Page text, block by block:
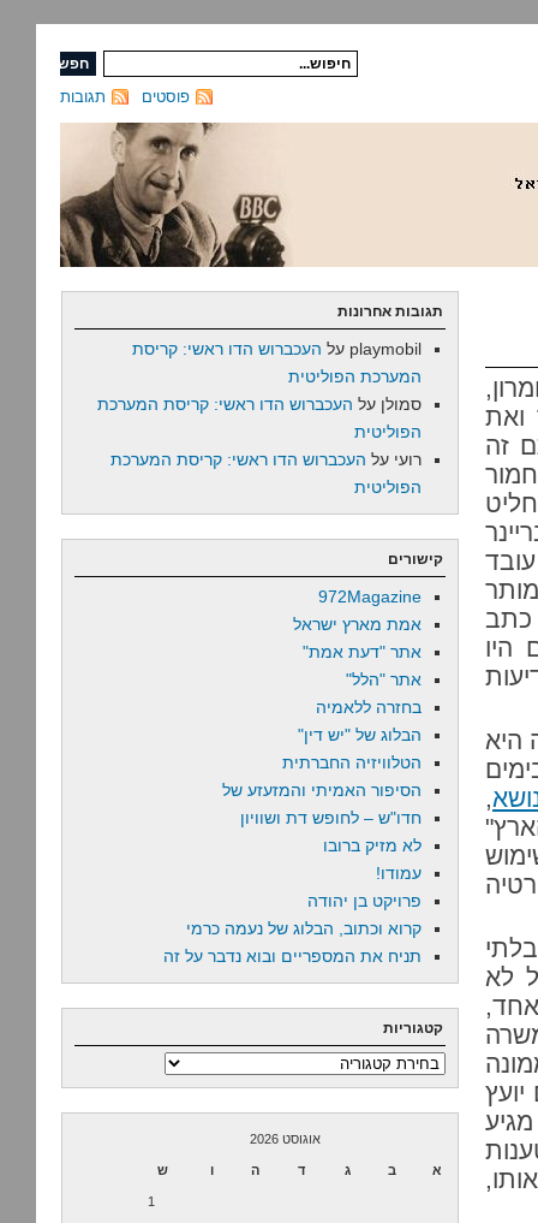
תגובות פוסטים
ואת
זה
כתב
היו
היא
,
לא
תגובות אחרונות
playmobil על העכברוש הדו ראשי: קריסת
המערכת הפוליטית
סמולן על העכברוש הדו ראשי: קריסת המערכת
הפוליטית
רועי על העכברוש הדו ראשי: קריסת המערכת
הפוליטית
קישורים
972Magazine
אמת מארץ ישראל
אתר "דעת אמת"
אתר "הלל"
בחזרה ללאמיה
הבלוג של "יש דין"
הטלוויזיה החברתית
הסיפור האמיתי והמזעזע של
חדו"ש – לחופש דת ושוויון
לא מזיק ברובו
עמודו!
פרויקט בן יהודה
קרוא וכתוב, הבלוג של נעמה כרמי
תניח את המספריים ובוא נדבר על זה
קטגוריות
קטגוריות
אוגוסט 2026
א ב ג ד ה ו ש
1